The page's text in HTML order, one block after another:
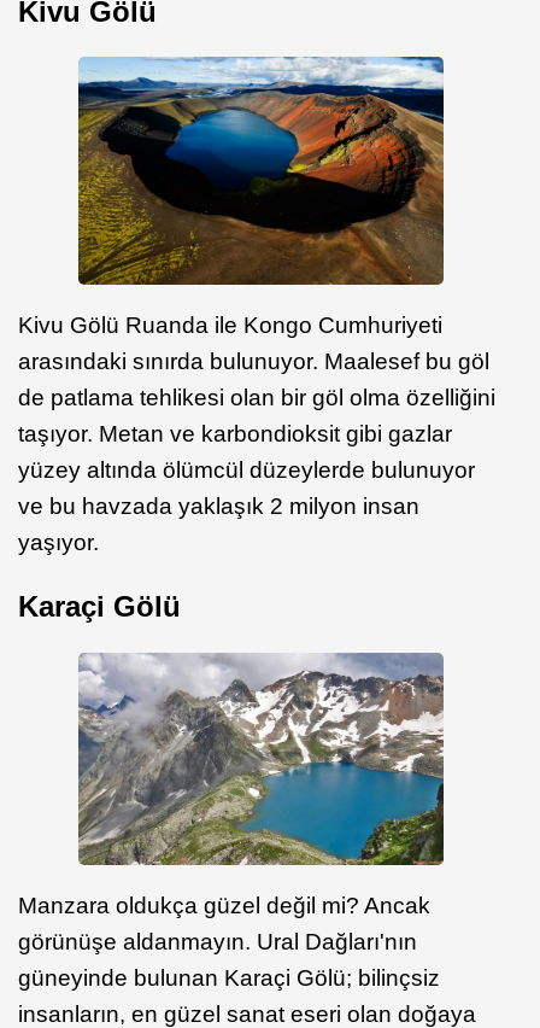
Kivu Gölü
Kivu Gölü Ruanda ile Kongo Cumhuriyeti
arasındaki sınırda bulunuyor. Maalesef bu göl
de patlama tehlikesi olan bir göl olma özelliğini
taşıyor. Metan ve karbondioksit gibi gazlar
yüzey altında ölümcül düzeylerde bulunuyor
ve bu havzada yaklaşık 2 milyon insan
yaşıyor.
Karaçi Gölü
Manzara oldukça güzel değil mi? Ancak
görünüşe aldanmayın. Ural Dağları'nın
güneyinde bulunan Karaçi Gölü; bilinçsiz
insanların, en güzel sanat eseri olan doğaya